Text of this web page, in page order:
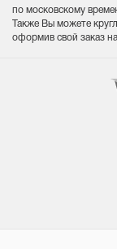
по московскому
Также Вы можете
оформив свой заказ